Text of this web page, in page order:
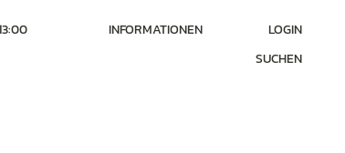
INFORMATIONEN
LOGIN
SUCHEN